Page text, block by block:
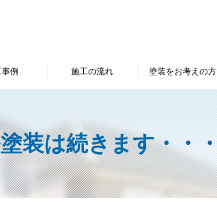
例 施工の流れ 塗装をお考えの方
装は続きます・・・